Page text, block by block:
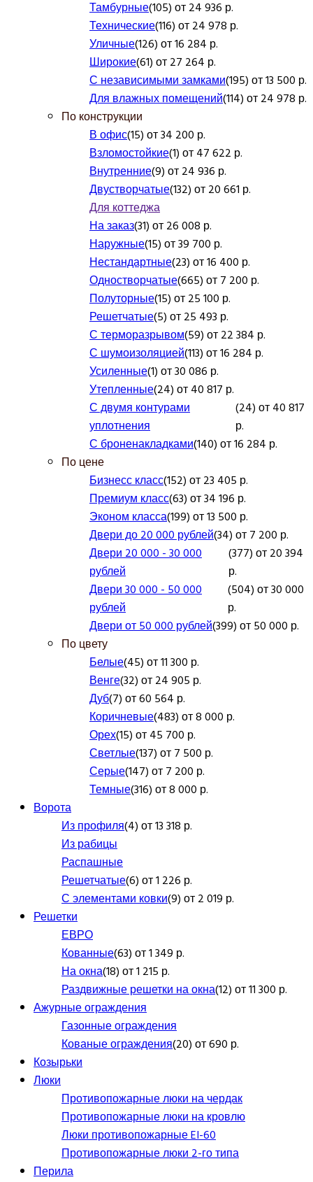
Тамбурные(105) от 24 936 р.
Технические(116) от 24 978 р.
Уличные(126) от 16 284 р.
Широкие(61) от 27 264 р.
С независимыми замками(195) от 13 500 р.
Для влажных помещений(114) от 24 978 р.
По конструкции
В офис(15) от 34 200 р.
Взломостойкие(1) от 47 622 р.
Внутренние(9) от 24 936 р.
Двустворчатые(132) от 20 661 р.
Для коттеджа
На заказ(31) от 26 008 р.
Наружные(15) от 39 700 р.
Нестандартные(23) от 16 400 р.
Одностворчатые(665) от 7 200 р.
Полуторные(15) от 25 100 р.
Решетчатые(5) от 25 493 р.
С терморазрывом(59) от 22 384 р.
С шумоизоляцией(113) от 16 284 р.
Усиленные(1) от 30 086 р.
Утепленные(24) от 40 817 р.
С двумя контурами
уплотнения
(24) от 40 817
р.
С броненакладками(140) от 16 284 р.
По цене
Бизнесс класс(152) от 23 405 р.
Премиум класс(63) от 34 196 р.
Эконом класса(199) от 13 500 р.
Двери до 20 000 рублей(34) от 7 200 р.
Двери 20 000 - 30 000
рублей
(377) от 20 394
р.
Двери 30 000 - 50 000
рублей
(504) от 30 000
р.
Двери от 50 000 рублей(399) от 50 000 р.
По цвету
Белые(45) от 11 300 р.
Венге(32) от 24 905 р.
Дуб(7) от 60 564 р.
Коричневые(483) от 8 000 р.
Орех(15) от 45 700 р.
Светлые(137) от 7 500 р.
Серые(147) от 7 200 р.
Темные(316) от 8 000 р.
Ворота
Из профиля(4) от 13 318 р.
Из рабицы
Распашные
Решетчатые(6) от 1 226 р.
С элементами ковки(9) от 2 019 р.
Решетки
ЕВРО
Кованные(63) от 1 349 р.
На окна(18) от 1 215 р.
Раздвижные решетки на окна(12) от 11 300 р.
Ажурные ограждения
Газонные ограждения
Кованые ограждения(20) от 690 р.
Козырьки
Люки
Противопожарные люки на чердак
Противопожарные люки на кровлю
Люки противопожарные EI-60
Противопожарные люки 2-го типа
Перила